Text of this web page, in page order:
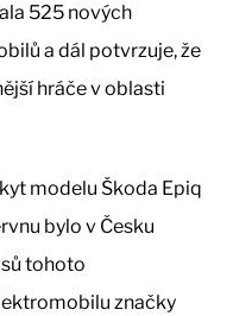
525 nových
a dál potvrzuje, že
hráče v oblasti
modelu Škoda Epiq
bylo v Česku
tohoto
značky